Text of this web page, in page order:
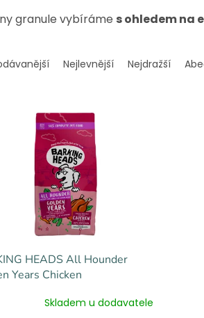
granule vybíráme s ohledem na
Nejlevnější Nejdražší
HEADS All Hounder
Years Chicken
Skladem u dodavatele